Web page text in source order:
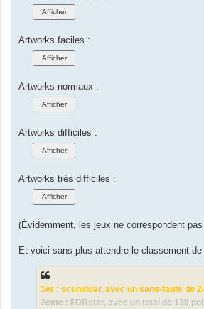
Artworks faciles :
Artworks normaux :
Artworks difficiles :
Artworks très difficiles :
(Évidemment, les jeux ne correspondent
Et voici sans plus attendre le classement
1er : scunindar, avec un sans-faute de
2eme : FDRstar, avec un total de 138